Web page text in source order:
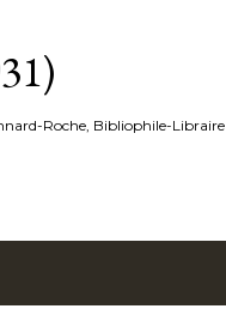
Roche, Bibliophile-Libraire